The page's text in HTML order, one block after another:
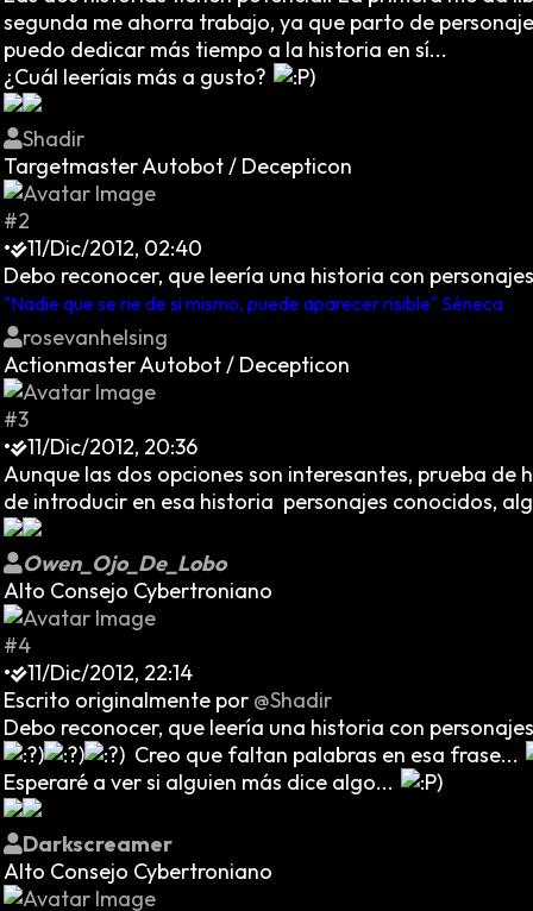
segunda me ahorra trabajo, ya que parto de
puedo dedicar más tiempo a la historia en sí...
¿Cuál leeríais más a gusto?
Shadir
Targetmaster Autobot / Decepticon
#2
•
11/Dic/2012, 02:40
Debo reconocer, que leería una historia con
"Nadie que se rie de si mismo, puede aparecer risible" Séneca
rosevanhelsing
Actionmaster Autobot / Decepticon
#3
•
11/Dic/2012, 20:36
Aunque las dos opciones son interesantes, prueba
de introducir en esa historia personajes conocidos,
Owen_Ojo_De_Lobo
Alto Consejo Cybertroniano
#4
•
11/Dic/2012, 22:14
Escrito originalmente por @Shadir
Debo reconocer, que leería una historia con
Creo que faltan palabras en esa frase...
Esperaré a ver si alguien más dice algo...
Darkscreamer
Alto Consejo Cybertroniano